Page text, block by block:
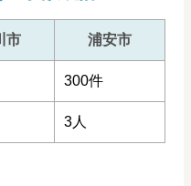
市 浦安市
300件
3人